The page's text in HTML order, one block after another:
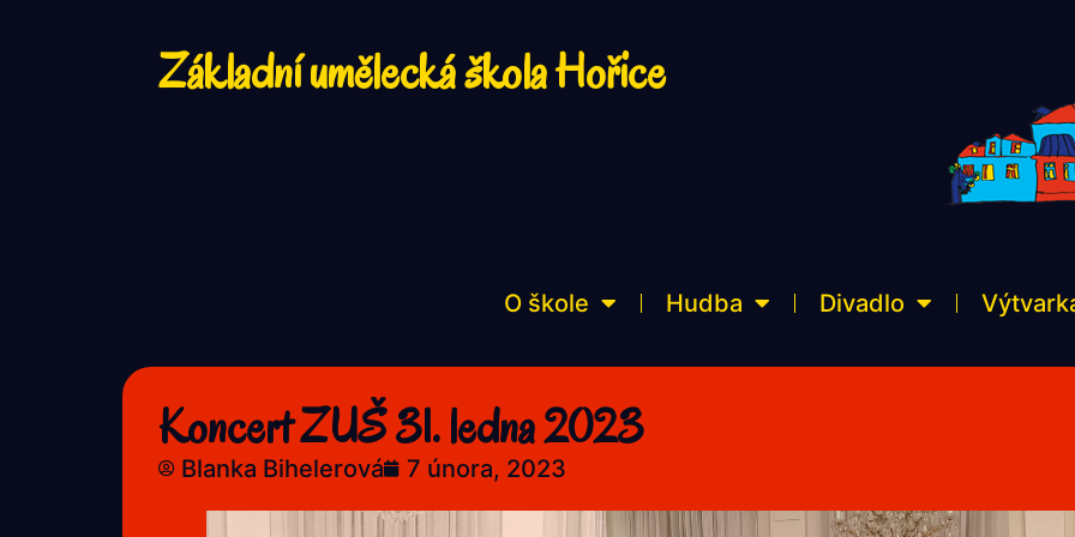
Základní umělecká škola Hořice
O škole Hudba Divadlo
Koncert ZUŠ 31. ledna 2023
Blanka Bihelerová 7 února, 2023